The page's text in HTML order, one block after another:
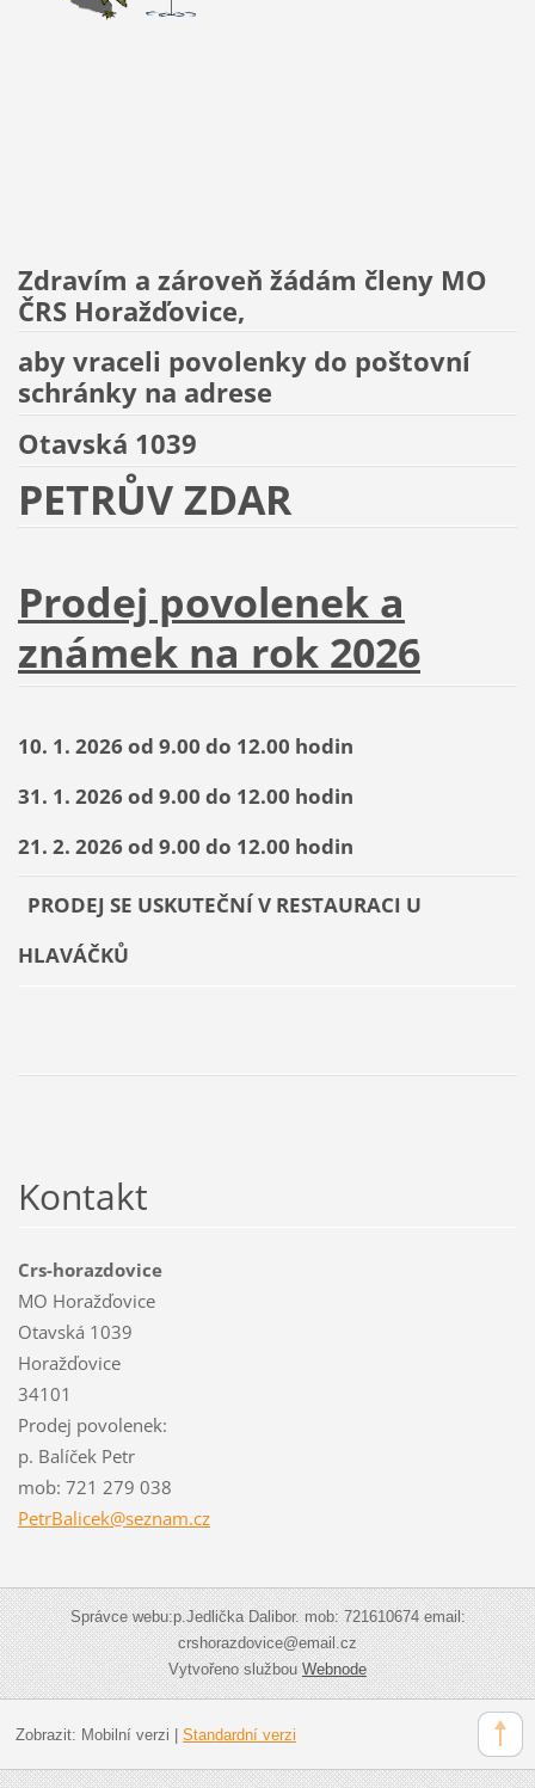
Zdravím a zároveň žádám členy MO
ČRS Horažďovice,
aby vraceli povolenky do poštovní
schránky na adrese
Otavská 1039
PETRŮV ZDAR
Prodej povolenek a
známek na rok 2026
10. 1. 2026 od 9.00 do 12.00 hodin
31. 1. 2026 od 9.00 do 12.00 hodin
21. 2. 2026 od 9.00 do 12.00 hodin
PRODEJ SE USKUTEČNÍ V RESTAURACI U
HLAVÁČKŮ
Kontakt
Crs-horazdovice
MO Horažďovice
Otavská 1039
Horažďovice
34101
Prodej povolenek:
p. Balíček Petr
mob: 721 279 038
PetrBalicek@seznam.cz
Správce webu:p.Jedlička Dalibor. mob: 721610674 email:
crshorazdovice@email.cz
Vytvořeno službouWebnode
Zobrazit: Mobilní verzi Standardní verzi